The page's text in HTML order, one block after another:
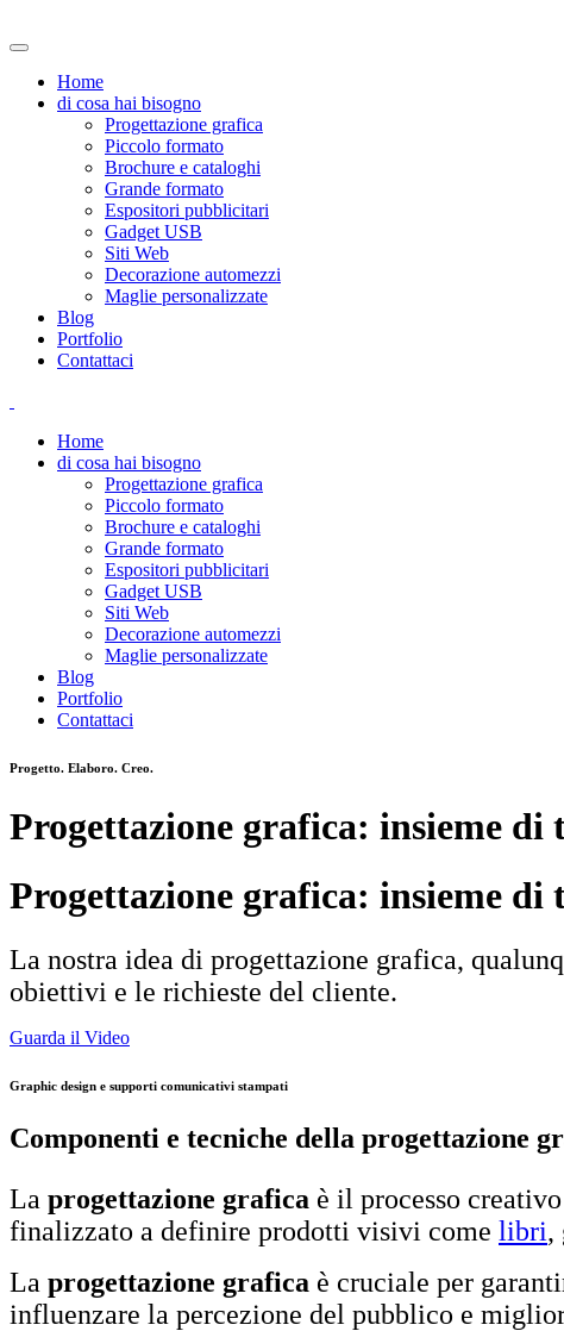
Home
di cosa hai bisogno
Progettazione grafica
Piccolo formato
Brochure e cataloghi
Grande formato
Espositori pubblicitari
Gadget USB
Siti Web
Decorazione automezzi
Maglie personalizzate
Blog
Portfolio
Contattaci
Home
di cosa hai bisogno
Progettazione grafica
Piccolo formato
Brochure e cataloghi
Grande formato
Espositori pubblicitari
Gadget USB
Siti Web
Decorazione automezzi
Maglie personalizzate
Blog
Portfolio
Contattaci
Progetto. Elaboro. Creo.
Progettazione grafica: insieme di
Progettazione grafica: insieme di
La nostra idea di progettazione grafica,
obiettivi e le richieste del cliente.
Guarda il Video
Graphic design e supporti comunicativi stampati
Componenti e tecniche della progettazione
La progettazione grafica è il processo
finalizzato a definire prodotti visivi come libri,
La progettazione grafica è cruciale per
influenzare la percezione del pubblico e